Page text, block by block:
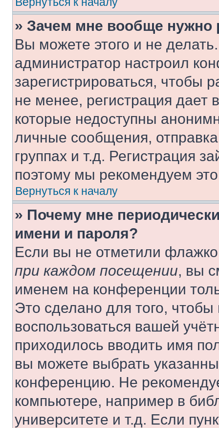
» Зачем мне вообще нужно
Вы можете этого и не
администратор настроил
зарегистрироваться, чтобы
не менее, регистрация
которые недоступны
личные сообщения,
группах и т.д. Регистрация
поэтому мы рекомендуем
Вернуться к началу
» Почему мне
имени и пароля?
Если вы не отметили
при каждом посещении, вы
именем на конференции
Это сделано для того, чтобы
воспользоваться вашей
приходилось вводить имя
вы можете выбрать
конференцию. Не
компьютере, например в
университете и т.д. Если